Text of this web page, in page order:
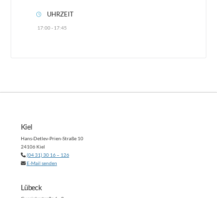
UHRZEIT
17:00 - 17:45
Kiel
Hans-Detlev-Prien-Straße 10
24106 Kiel
(04 31) 30 16 – 126
E-Mail senden
Lübeck